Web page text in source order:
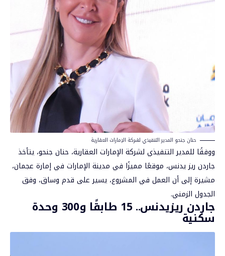
حنان جنحو المدير التنفيذي لشركة الإمارات العقارية
ووفقًا للمدير التنفيذي لشركة الإمارات العقارية، حنان جنحو، يتأخذ
جاردن ريز يدنس، موقعًا مميزًا في مدينة الإمارات في إمارة عجمان،
مشيرة إلى أن العمل في المشروع، يسير على قدم وساق، وفق
الجدول الزمني.
جاردن ريزيدنس.. 15 طابقًا و300 وحدة
سكنية